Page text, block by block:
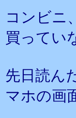
コンビニ
買ってい
先日読ん
マホの画